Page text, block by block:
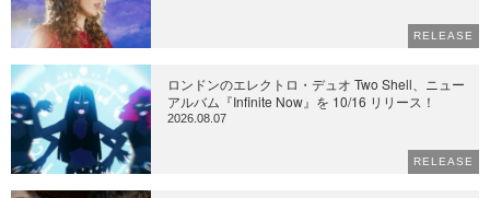
RELEASE
ロンドンのエレクトロ・デュオ Two Shell、ニュー
アルバム『Infinite Now』を 10/16 リリース！
2026.08.07
RELEASE